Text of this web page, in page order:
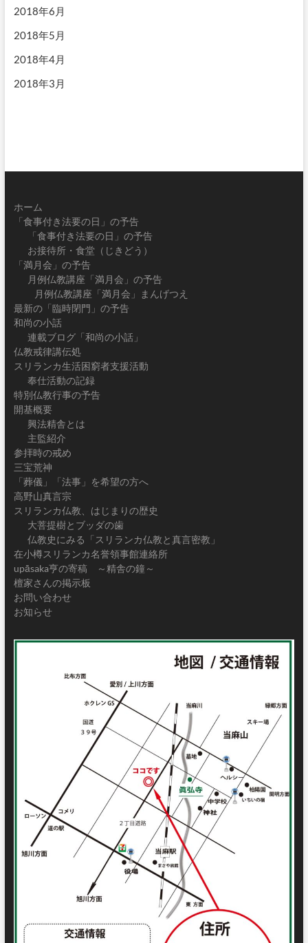
2018年6月
2018年5月
2018年4月
2018年3月
ホーム
「食事付き法要の日」の予告
「食事付き法要の日」の予告
お接待所・食堂（じきどう）
「満月会」の予告
月例仏教講座「満月会」の予告
月例仏教講座「満月会」まんげつえ
最新の「臨時閉門」の予告
和尚の小話
連載ブログ「和尚の小話」
仏教戒律講伝処
スリランカ生活困窮者支援活動
奉仕活動の記録
特別仏教行事の予告
開基概要
興法精舎とは
主監紹介
参拝時の戒め
三宝荒神
「葬儀」「法事」を希望の方へ
高野山真言宗
スリランカ仏教、はじまりの歴史
大菩提樹とブッダの歯
仏教史にみる「スリランカ仏教と真言密教」
在小樽スリランカ名誉領事館連絡所
upāsaka亨の寄稿 ～精舎の鐘～
檀家さんの掲示板
お問い合わせ
お知らせ